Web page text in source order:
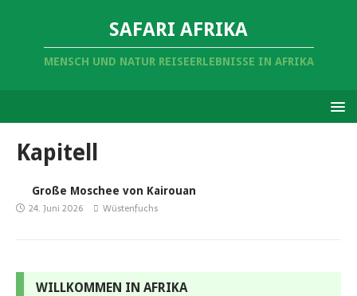
SAFARI AFRIKA
MENSCH UND NATUR REISEERLEBNISSE IN AFRIKA
Kapitell
Große Moschee von Kairouan
24. Juni 2026 Wüstenfuchs
WILLKOMMEN IN AFRIKA